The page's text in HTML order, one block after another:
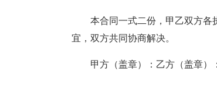
本合同一式二份，甲乙双方各
宜，双方共同协商解决。
甲方（盖章）：乙方（盖章）：